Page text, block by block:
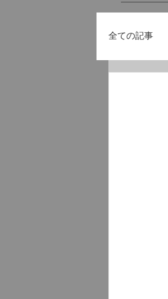
全ての記事